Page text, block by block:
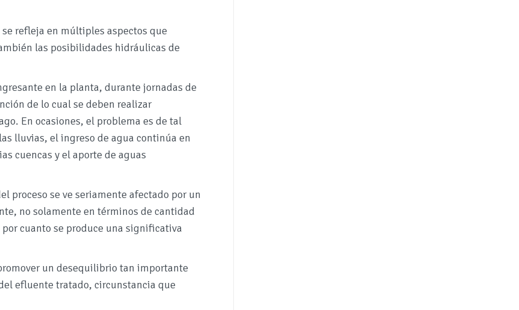
refleja en múltiples aspectos que
las posibilidades hidráulicas de
en la planta, durante jornadas de
de lo cual se deben realizar
En ocasiones, el problema es de tal
lluvias, el ingreso de agua continúa en
cuencas y el aporte de aguas
proceso se ve seriamente afectado por un
no solamente en términos de cantidad
cuanto se produce una significativa
un desequilibrio tan importante
efluente tratado, circunstancia que